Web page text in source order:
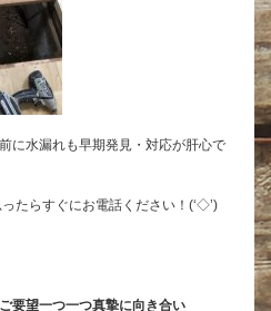
に水漏れも早期発見・対応が肝心で
たらすぐにお電話ください！(‘◇’)ゞ
要望一つ一つ真摯に向き合い